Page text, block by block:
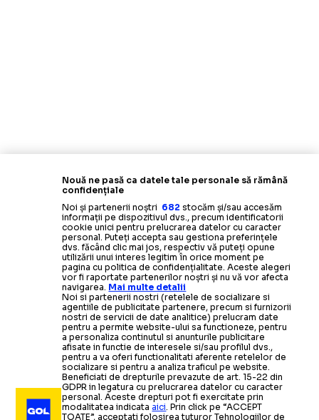
Nouă ne pasă ca datele tale personale să rămână
confidențiale
Noi și partenerii noștri 682 stocăm și/sau accesăm
informații pe dispozitivul dvs., precum identificatorii
cookie unici pentru prelucrarea datelor cu caracter
personal. Puteți accepta sau gestiona preferințele
dvs. făcând clic mai jos, respectiv vă puteți opune
utilizării unui interes legitim în orice moment pe
pagina cu politica de confidențialitate. Aceste alegeri
vor fi raportate partenerilor noștri și nu vă vor afecta
navigarea. Mai multe detalii
Noi si partenerii nostri (retelele de socializare si
agentiile de publicitate partenere, precum si furnizorii
nostri de servicii de date analitice) prelucram date
pentru a permite website-ului sa functioneze, pentru
a personaliza continutul si anunturile publicitare
afisate in functie de interesele si/sau profilul dvs.,
pentru a va oferi functionalitati aferente retelelor de
socializare si pentru a analiza traficul pe website.
Beneficiati de drepturile prevazute de art. 15-22 din
GDPR in legatura cu prelucrarea datelor cu caracter
personal. Aceste drepturi pot fi exercitate prin
modalitatea indicataaici. Prin click pe “ACCEPT
TOATE”, acceptati folosirea tuturor Tehnologiilor de